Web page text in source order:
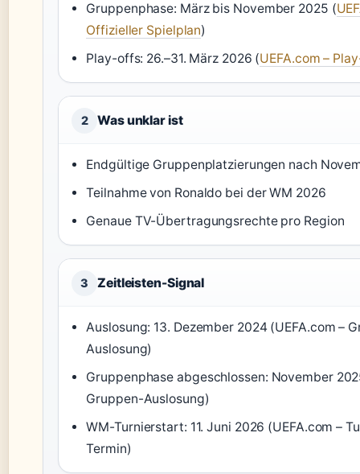
Gruppenphase: März bis November 2025 (
Offizieller Spielplan)
Play-offs: 26.–31. März 2026 (UEFA.com –
2 Was unklar ist
Endgültige Gruppenplatzierungen nach
Teilnahme von Ronaldo bei der WM 2026
Genaue TV-Übertragungsrechte pro Region
3 Zeitleisten-Signal
Auslosung: 13. Dezember 2024 (UEFA.com –
Auslosung)
Gruppenphase abgeschlossen: November
Gruppen-Auslosung)
WM-Turnierstart: 11. Juni 2026 (UEFA.com –
Termin)